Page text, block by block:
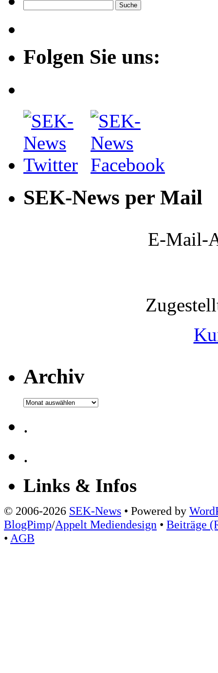
Folgen Sie uns:
SEK-News per Mail
E-Mail-
Archiv
Archiv
.
.
Links & Infos
© 2006-2026 SEK-News • Powered by
BlogPimp/Appelt Mediendesign • Beiträge
• AGB